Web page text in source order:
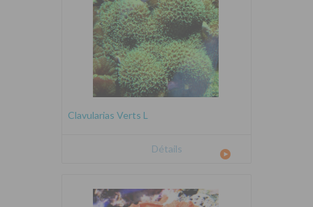
Clavularias Verts L
Détails